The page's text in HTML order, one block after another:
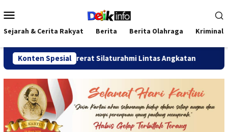
ke
kontenMobile
Sejarah & Cerita Rakyat Berita Berita Olahraga Kriminal
Konten Spesial
Pererat Silaturahmi Lintas Angkatan Jalan Sehat